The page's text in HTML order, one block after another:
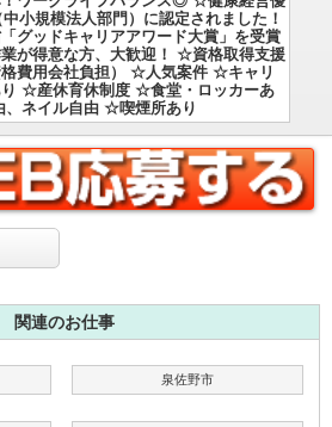
中小規模法人部門）に認定されました！
グッドキャリアアワード大賞」を受賞
が得意な方、大歓迎！ ☆資格取得支援
費用会社負担） ☆人気案件 ☆キャリ
り ☆産休育休制度 ☆食堂・ロッカーあ
ネイル自由 ☆喫煙所あり
関連のお仕事
泉佐野市